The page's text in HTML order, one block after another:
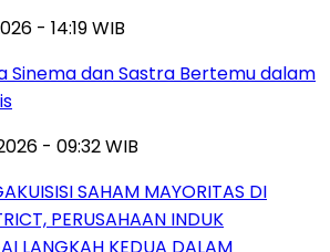
- 14:19 WIB
Sinema dan Sastra Bertemu dalam
- 09:32 WIB
SAHAM MAYORITAS DI
PERUSAHAAN INDUK